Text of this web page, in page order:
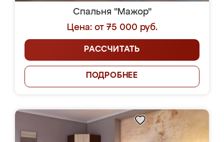
Спальня "Мажор"
Цена: от 75 000 руб.
РАССЧИТАТЬ
ПОДРОБНЕЕ